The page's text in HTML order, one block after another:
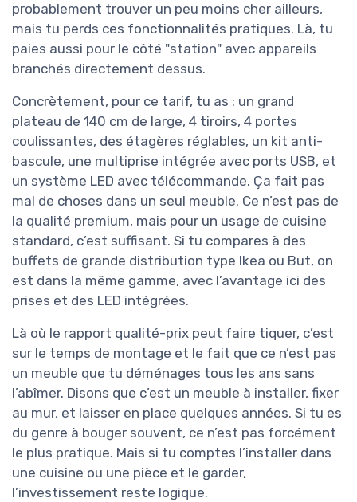
probablement trouver un peu moins cher ailleurs,
mais tu perds ces fonctionnalités pratiques. Là, tu
paies aussi pour le côté "station" avec appareils
branchés directement dessus.
Concrètement, pour ce tarif, tu as : un grand
plateau de 140 cm de large, 4 tiroirs, 4 portes
coulissantes, des étagères réglables, un kit anti-
bascule, une multiprise intégrée avec ports USB, et
un système LED avec télécommande. Ça fait pas
mal de choses dans un seul meuble. Ce n’est pas de
la qualité premium, mais pour un usage de cuisine
standard, c’est suffisant. Si tu compares à des
buffets de grande distribution type Ikea ou But, on
est dans la même gamme, avec l’avantage ici des
prises et des LED intégrées.
Là où le rapport qualité-prix peut faire tiquer, c’est
sur le temps de montage et le fait que ce n’est pas
un meuble que tu déménages tous les ans sans
l’abîmer. Disons que c’est un meuble à installer, fixer
au mur, et laisser en place quelques années. Si tu es
du genre à bouger souvent, ce n’est pas forcément
le plus pratique. Mais si tu comptes l’installer dans
une cuisine ou une pièce et le garder,
l’investissement reste logique.